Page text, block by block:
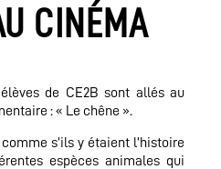
CINÉMA
de CE2B sont allés au
: « Le chêne ».
s’ils y étaient l’histoire
espèces animales qui